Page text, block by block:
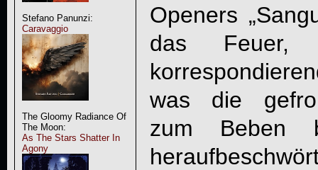
Stefano Panunzi:
Caravaggio
The Gloomy Radiance Of
The Moon:
As The Stars Shatter In
Agony
Openers
das Feuer,
was die
zum Beben